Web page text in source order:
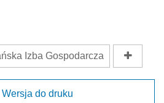
Izba Gospodarcza
Wersja do druku